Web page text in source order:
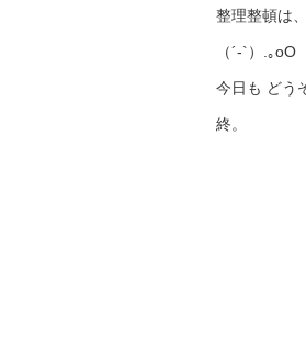
整理整頓は
（´-`）.｡oO
今日も どう
終。